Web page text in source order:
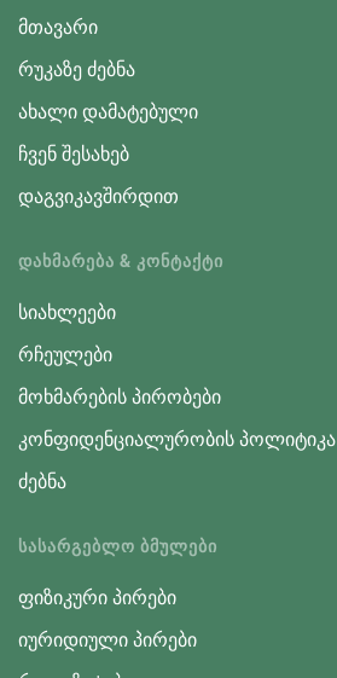
მთავარი
რუკაზე ძებნა
ახალი დამატებული
ჩვენ შესახებ
დაგვიკავშირდით
ᲓᲐᲮᲛᲐᲠᲔᲑᲐ & ᲙᲝᲜᲢᲐᲥᲢᲘ
სიახლეები
რჩეულები
მოხმარების პირობები
კონფიდენციალურობის პოლიტიკა
ძებნა
ᲡᲐᲡᲐᲠᲒᲔᲑᲚᲝ ᲑᲛᲣᲚᲔᲑᲘ
ფიზიკური პირები
იურიდიული პირები